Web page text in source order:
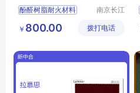
酚醛树脂耐火材料
酚醛树脂耐火材料行情
南京长江
科技有限
￥ 800.00 拨打电话